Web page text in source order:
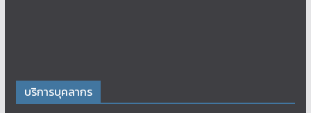
บริการบุคลากร